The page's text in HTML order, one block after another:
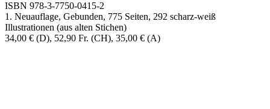
ISBN 978-3-7750-0415-2
1. Neuauflage, Gebunden, 775 Seiten, 292 scharz-weiß
Illustrationen (aus alten Stichen)
34,00 € (D), 52,90 Fr. (CH), 35,00 € (A)